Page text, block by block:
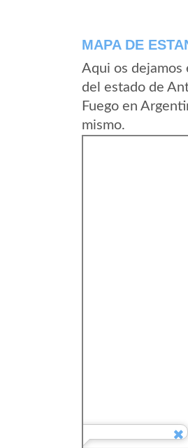
MAPA DE
Aqui os dejamos
del estado de
Fuego en
mismo.